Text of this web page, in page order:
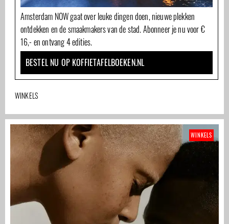
Amsterdam NOW gaat over leuke dingen doen, nieuwe plekken
ontdekken en de smaakmakers van de stad. Abonneer je nu voor €
16,- en ontvang 4 edities.
BESTEL NU OP KOFFIETAFELBOEKEN.NL
WINKELS
WINKELS